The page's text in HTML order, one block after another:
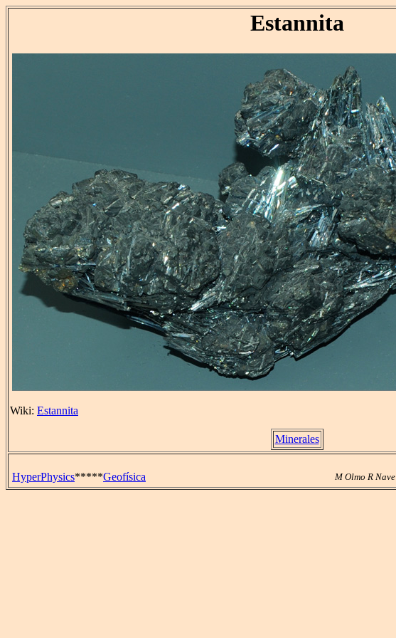
Estannita
Wiki: Estannita
Minerales
HyperPhysics*****Geofísica M Olmo R Nave